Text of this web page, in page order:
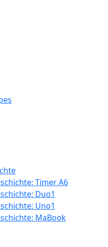
Timer A6
Duo1
Uno1
MaBook